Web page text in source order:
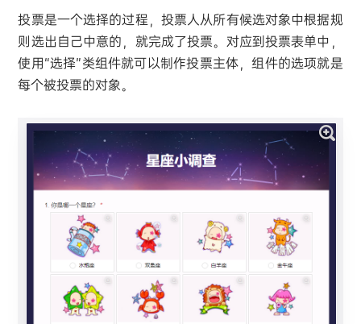
投票是一个选择的过程，投票人从所有候选对象中根据规
则选出自己中意的，就完成了投票。对应到投票表单中，
使用“选择”类组件就可以制作投票主体，组件的选项就是
每个被投票的对象。